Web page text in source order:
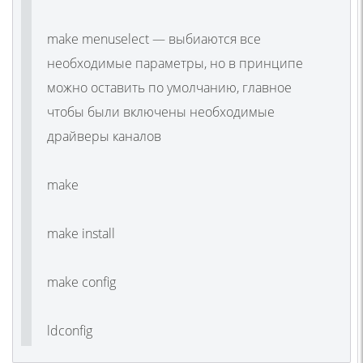
make menuselect — выбиаются все
необходимые параметры, но в принципе
можно оставить по умолчанию, главное
чтобы были включены необходимые
драйверы каналов
make
make install
make config
ldconfig